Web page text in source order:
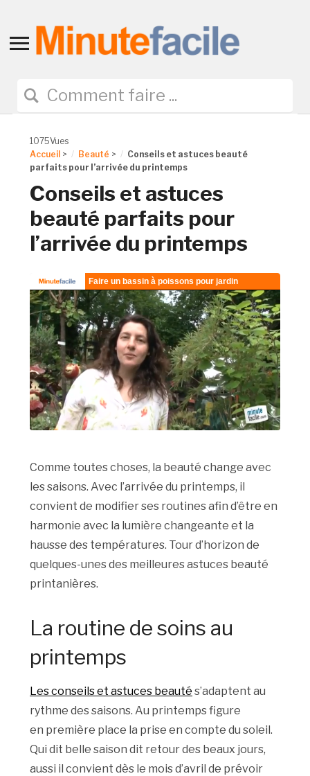
Toggle
navigation
1075Vues
Accueil > Beauté >
Conseils et astuces beauté
parfaits pour l’arrivée du printemps
Conseils et astuces
beauté parfaits pour
l’arrivée du printemps
Comme toutes choses, la beauté change avec
les saisons. Avec l’arrivée du printemps, il
convient de modifier ses routines afin d’être en
harmonie avec la lumière changeante et la
hausse des températures. Tour d’horizon de
quelques-unes des meilleures astuces beauté
printanières.
La routine de soins au
printemps
Les conseils et astuces beauté s’adaptent au
rythme des saisons. Au printemps figure
en première place la prise en compte du soleil.
Qui dit belle saison dit retour des beaux jours,
aussi il convient dès le mois d’avril de prévoir